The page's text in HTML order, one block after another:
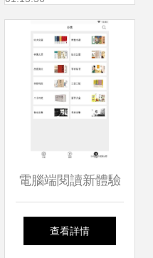
電腦端閱讀新體驗
8款值得推薦的讀
查看詳情